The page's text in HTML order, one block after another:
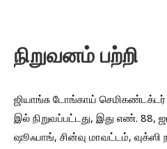
நிறுவனம் பற்றி
ஜியாங்சு டோங்காய் செமிகண்டக்டர்
இல் நிறுவப்பட்டது, இது எண். 88,
ஷூஃபாங், சின்வு மாவட்டம், வுக்ஸி